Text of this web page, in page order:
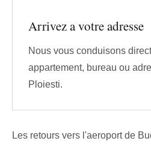
Arrivez a votre adresse
Nous vous conduisons
appartement, bureau ou
Ploiesti.
Les retours vers l'aeroport de